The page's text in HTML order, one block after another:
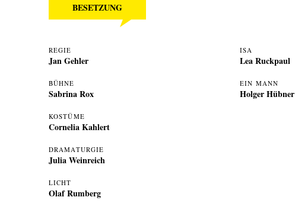
BESETZUNG
REGIE
Jan Gehler
BÜHNE
Sabrina Rox
KOSTÜME
Cornelia Kahlert
DRAMATURGIE
Julia Weinreich
LICHT
Olaf Rumberg
ISA
Lea Ruckpaul
EIN MANN
Holger Hübner